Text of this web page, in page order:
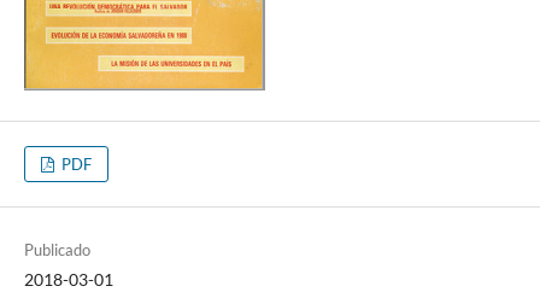
PDF
Publicado
2018-03-01